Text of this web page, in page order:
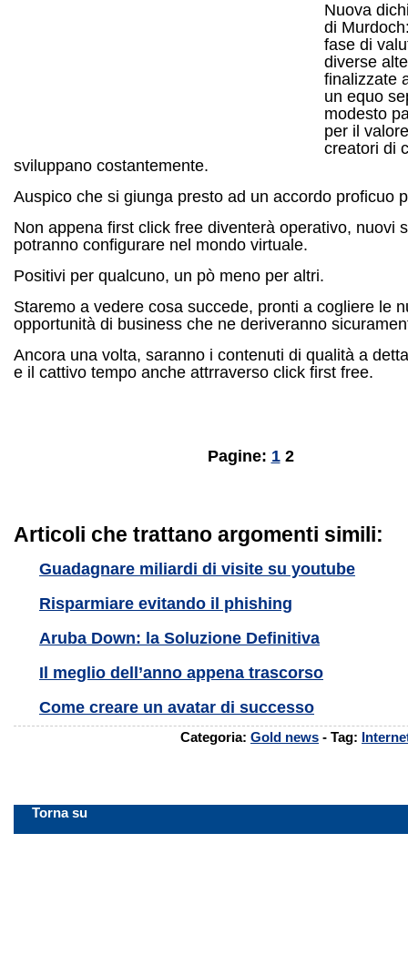
Nuova
di
fase di
diverse
finalizzate
un equo
modesto
per il
creatori di
sviluppano costantemente.
Auspico che si giunga presto ad un accordo proficuo
Non appena first click free diventerà operativo, nuovi
potranno configurare nel mondo virtuale.
Positivi per qualcuno, un pò meno per altri.
Staremo a vedere cosa succede, pronti a cogliere le
opportunità di business che ne deriveranno
Ancora una volta, saranno i contenuti di qualità a
e il cattivo tempo anche attrraverso click first free.
Pagine: 12
Articoli che trattano argomenti simili:
Guadagnare miliardi di visite su youtube
Risparmiare evitando il phishing
Aruba Down: la Soluzione Definitiva
Il meglio dell’anno appena trascorso
Come creare un avatar di successo
Categoria: Gold news - Tag:
Torna su